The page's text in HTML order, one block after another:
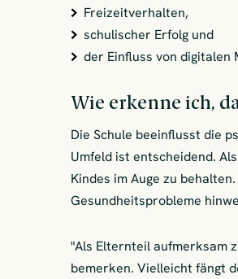
Freizeitverhalten,
schulischer Erfolg und
der Einfluss von digitalen
Wie erkenne ich,
Die Schule beeinflusst die
Umfeld ist entscheidend.
Kindes im Auge zu
Gesundheitsprobleme
"Als Elternteil aufmerksam
bemerken. Vielleicht fängt